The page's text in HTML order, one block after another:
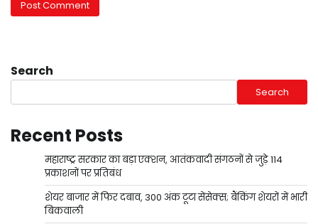
Search
Search
Recent Posts
महाराष्ट्र सरकार का बड़ा एक्शन, आतंकवादी संगठनों से जुड़े 114
प्रकाशनों पर प्रतिबंध
शेयर बाजार में फिर दबाव, 300 अंक टूटा सेंसेक्स; बैंकिंग शेयरों में भारी
बिकवाली